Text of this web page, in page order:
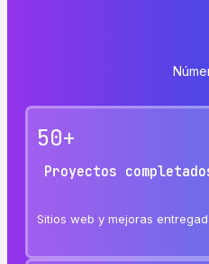
50+
Proyectos
Sitios web y mejoras